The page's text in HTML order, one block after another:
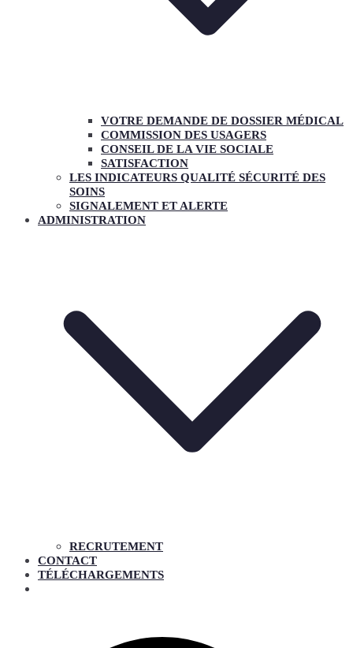
VOTRE DEMANDE DE DOSSIER MÉDICAL
COMMISSION DES USAGERS
CONSEIL DE LA VIE SOCIALE
SATISFACTION
LES INDICATEURS QUALITÉ SÉCURITÉ DES
SOINS
SIGNALEMENT ET ALERTE
ADMINISTRATION
RECRUTEMENT
CONTACT
TÉLÉCHARGEMENTS